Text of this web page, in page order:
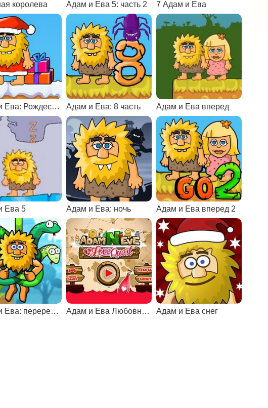
королева Адам и Ева 5: часть 2 7 Адам и Ева
Адам и Ева: Рождество Адам и Ева: 8 часть Адам и Ева вперед
Ева 5 Адам и Ева: ночь Адам и Ева вперед 2
Адам и Ева: перережь веревку Адам и Ева Любовный квест Адам и Ева снег